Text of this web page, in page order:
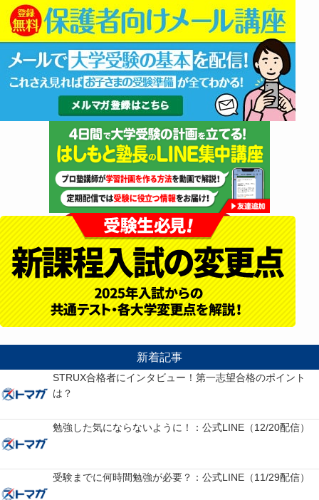
新着記事
STRUX合格者にインタビュー！第一志望合格のポイント
は？
勉強した気にならないように！：公式LINE（12/20配信）
受験までに何時間勉強が必要？：公式LINE（11/29配信）